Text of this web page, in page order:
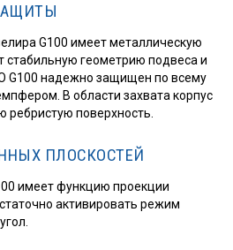
G100 имеет металлическую
стабильную геометрию подвеса и
G100 надежно защищен по всему
В области захвата корпус
поверхность.
ПЛОСКОСТЕЙ
имеет функцию проекции
активировать режим